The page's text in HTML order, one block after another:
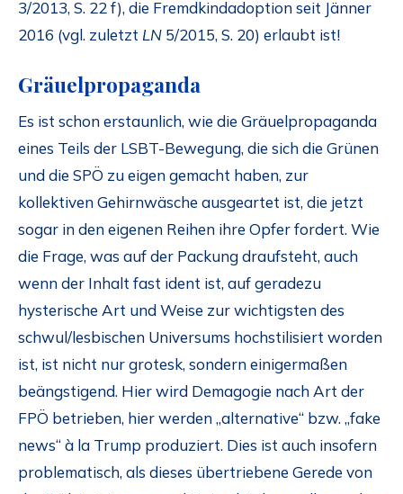
3/2013, S. 22 f), die Fremdkindadoption seit Jänner
2016 (vgl. zuletzt LN 5/2015, S. 20) erlaubt ist!
Gräuelpropaganda
Es ist schon erstaunlich, wie die Gräuelpropaganda
eines Teils der LSBT-Bewegung, die sich die Grünen
und die SPÖ zu eigen gemacht haben, zur
kollektiven Gehirnwäsche ausgeartet ist, die jetzt
sogar in den eigenen Reihen ihre Opfer fordert. Wie
die Frage, was auf der Packung draufsteht, auch
wenn der Inhalt fast ident ist, auf geradezu
hysterische Art und Weise zur wichtigsten des
schwul/lesbischen Universums hochstilisiert worden
ist, ist nicht nur grotesk, sondern einigermaßen
beängstigend. Hier wird Demagogie nach Art der
FPÖ betrieben, hier werden „alternative“ bzw. „fake
news“ à la Trump produziert. Dies ist auch insofern
problematisch, als dieses übertriebene Gerede von